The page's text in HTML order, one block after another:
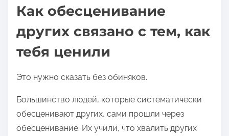
Как обесценивание
других связано с тем, как
тебя ценили
Это нужно сказать без обиняков.
Большинство людей, которые систематически
обесценивают других, сами прошли через
обесценивание. Их учили, что хвалить других